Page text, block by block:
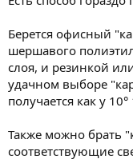
Берется офисный
шершавого
слоя, и резинкой
удачном выборе
получается как у 10°
Также можно брать
соответствующие